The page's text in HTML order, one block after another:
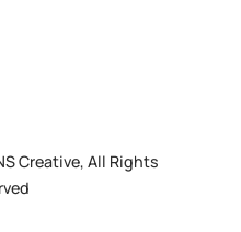
Creative, All Rights